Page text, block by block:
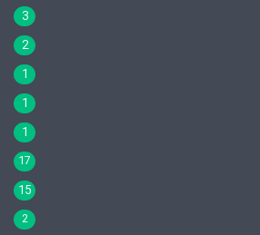
3
2
1
1
1
17
15
2